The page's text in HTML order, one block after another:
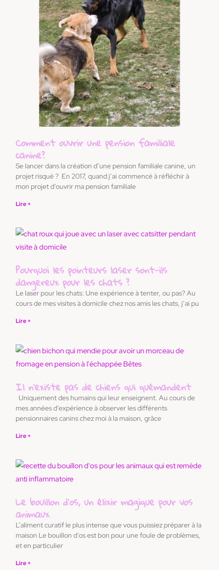
Comment ouvrir une pension familiale
canine?
Se lancer dans la création d’une pension familiale canine, un
projet risqué ? En 2017, quand j’ai commencé à réfléchir à
mon projet d’ouvrir ma pension familiale
Lire +
Pourquoi les pointeurs laser sont-ils
dangereux pour les chats ?
Le laser pour les chats: Une expérience à tenter, ou pas? Au
cours de mes visites à domicile chez nos amis les chats, j’ai pu
Lire +
Il n’existe pas de chiens qui quémandent
Uniquement des humains qui leur enseignent. Au cours de
mes années d’expérience à observer les différents
pensionnaires canins chez moi à la maison, grâce
Lire +
Le bouillon d’os, un élixir magique pour vos
animaux
L’aliment curatif le plus intense que vous puissiez préparer à la
maison Le bouillon d’os est bon pour une foule de problèmes,
et en particulier
Lire +